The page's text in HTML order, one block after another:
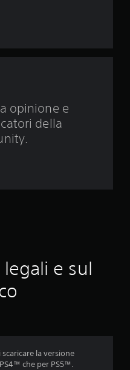
u
u
z
opinione e
della
e sul
la versione
che per PS5™.